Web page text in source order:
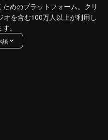
めのプラットフォーム。クリ
オを含む100万人以上が利用し
。
語